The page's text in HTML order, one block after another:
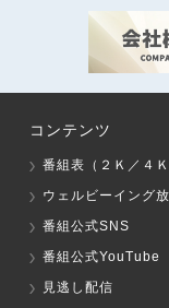
コンテンツ
番組表（２Ｋ／４Ｋ
ウェルビーイング放
番組公式SNS
番組公式YouTube
見逃し配信